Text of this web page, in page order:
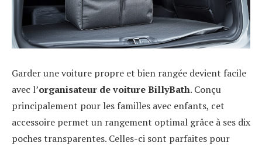
Garder une voiture propre et bien rangée devient facile
avec l’organisateur de voiture BillyBath. Conçu
principalement pour les familles avec enfants, cet
accessoire permet un rangement optimal grâce à ses dix
poches transparentes. Celles-ci sont parfaites pour